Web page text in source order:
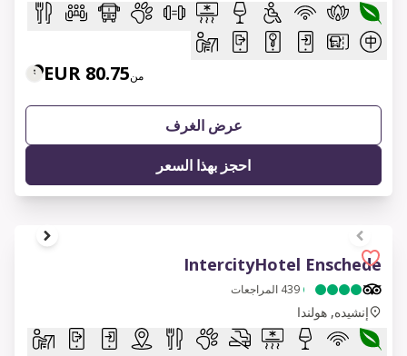
من80.75 EUR
عرض الغرف
احجز بهذا السعر
1 of 6
IntercityHotel Enschede
439 المراجعات
إنشيده, هولندا